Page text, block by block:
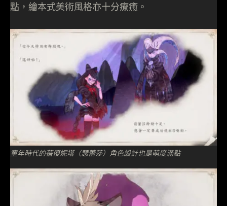
點，繪本式美術風格亦十分療癒。
童年時代的蓓優妮塔（瑟蕾莎）角色設計也是萌度滿點